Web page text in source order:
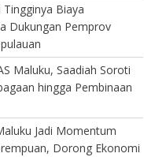
Biaya
Dukungan Pemprov
Maluku, Saadiah Soroti
hingga Pembinaan
Jadi Momentum
Dorong Ekonomi